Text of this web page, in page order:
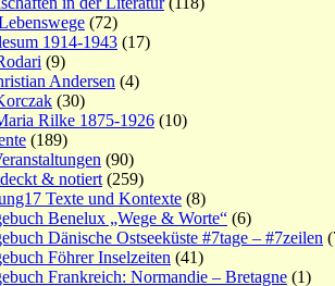
(72)
1914-1943 (17)
(9)
Andersen (4)
(30)
Rilke 1875-1926 (10)
(189)
(90)
& notiert (259)
Texte und Kontexte (8)
Benelux „Wege & Worte“ (6)
Dänische Ostseeküste #7tage – #7zeilen
Föhrer Inselzeiten (41)
Frankreich: Normandie – Bretagne (1)